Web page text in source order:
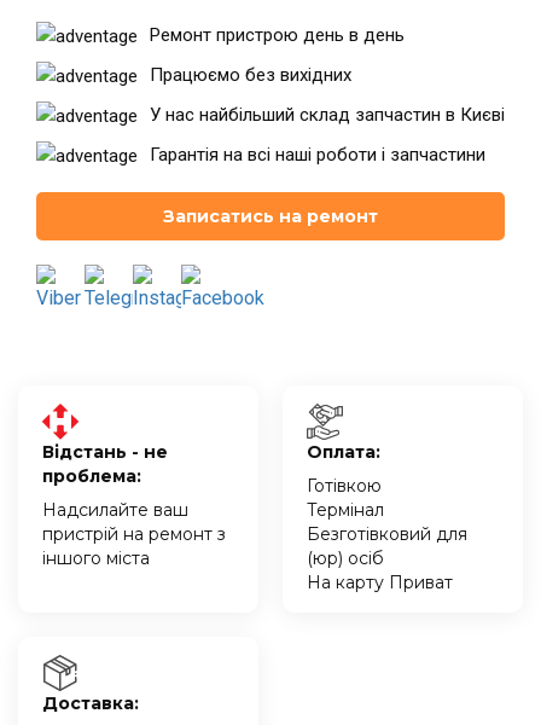
Ремонт пристрою день в день
Працюємо без вихідних
У нас найбільший склад запчастин в Києві
Гарантія на всі наші роботи і запчастини
Записатись на ремонт
Відстань - не
проблема:
Надсилайте ваш
пристрій на ремонт з
іншого міста
Оплата:
Готівкою
Термінал
Безготівковий для
(юр) осіб
На карту Приват
Доставка: